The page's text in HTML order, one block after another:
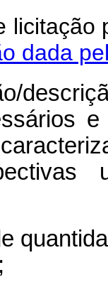
dada